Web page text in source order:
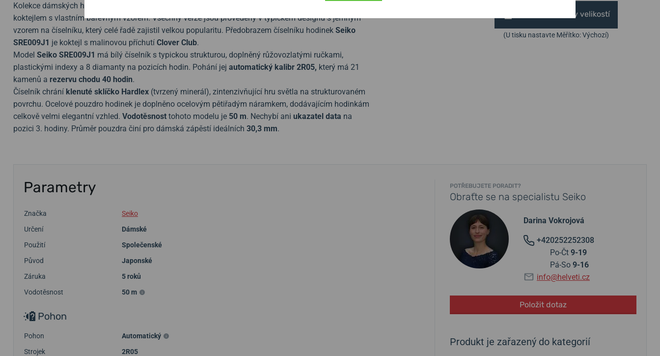
Kolekce dámských hodinek z řady "Cocktail Time" zahrnuje modely, z nichž každý je inspirován jiným
koktejlem s vlastním barevným vzorem. Všechny verze jsou provedeny v typickém designu s jemným
vzorem na číselníku, který celé řadě zajistil velkou popularitu. Předobrazem číselníku hodinek Seiko
SRE009J1 je koktejl s malinovou příchutí Clover Club.
Model Seiko SRE009J1 má bílý číselník s typickou strukturou, doplněný růžovozlatými ručkami,
plastickými indexy a 8 diamanty na pozicích hodin. Pohání jej automatický kalibr 2R05, který má 21
kamenů a rezervu chodu 40 hodin.
Číselník chrání klenuté sklíčko Hardlex (tvrzený minerál), zintenzivňující hru světla na strukturovaném
povrchu. Ocelové pouzdro hodinek je doplněno ocelovým pětiřadým náramkem, dodávajícím hodinkám
celkově velmi elegantní vzhled. Vodotěsnost tohoto modelu je 50 m. Nechybí ani ukazatel data na
pozici 3. hodiny. Průměr pouzdra činí pro dámská zápěstí ideálních 30,3 mm.
Vytisknout vzory velikostí
(U tisku nastavte Měřítko: Výchozí)
Parametry
Značka
Seiko
Určení
Dámské
Použití
Společenské
Původ
Japonské
Záruka
5 roků
Vodotěsnost
50 m
Pohon
Pohon
Automatický
Strojek
2R05
POTŘEBUJETE PORADIT?
Obraťte se na specialistu Seiko
Darina Vokrojová
+420252252308
Po-Čt 9-19
Pá-So 9-16
info@helveti.cz
Položit dotaz
Produkt je zařazený do kategorií